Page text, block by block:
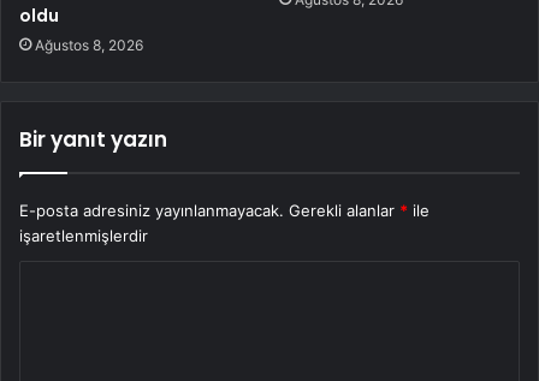
oldu
Ağustos 8, 2026
Bir yanıt yazın
E-posta adresiniz yayınlanmayacak. Gerekli alanlar * ile
işaretlenmişlerdir